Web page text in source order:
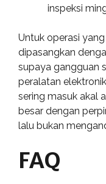
inspeksi
Untuk operasi
dipasangkan
supaya gangguan
peralatan
sering masuk akal
besar dengan
lalu bukan
FAQ